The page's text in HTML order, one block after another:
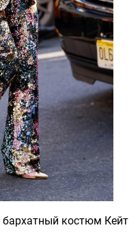
бархатный костюм Кейт